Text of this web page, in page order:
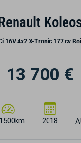
Koleos
16V 4x2 X-Tronic 177 cv
2018
13 700 €